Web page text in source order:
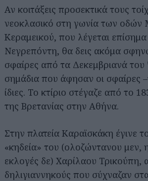
Αν κοιτάξεις προσεκτικά τους
νεοκλασικό στη γωνία των οδών
Κεραμεικού, που λέγεται επίσημα
Νεγρεπόντη, θα δεις ακόμα
σφαίρες από τα Δεκεμβριανά του
σημάδια που άφησαν οι σφαίρες
ίδιες. Το κτίριο στέγαζε από το
της Βρετανίας στην Αθήνα.
Στην πλατεία Καραϊσκάκη έγινε
«κηδεία» του (ολοζώντανου μεν,
εκλογές δε) Χαρίλαου Τρικούπη,
δηλιγιαννηκούς που σύχναζαν